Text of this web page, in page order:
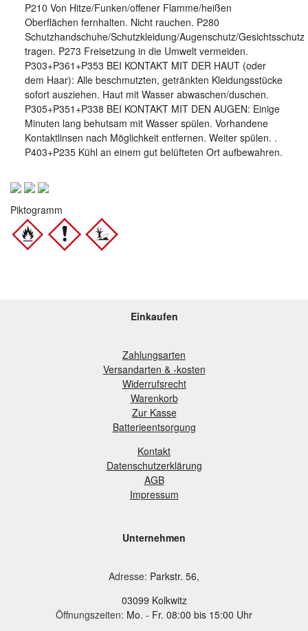
P210 Von Hitze/Funken/offener Flamme/heißen
Oberflächen fernhalten. Nicht rauchen. P280
Schutzhandschuhe/Schutzkleidung/Augenschutz/Gesichtsschutz
tragen. P273 Freisetzung in die Umwelt vermeiden.
P303+P361+P353 BEI KONTAKT MIT DER HAUT (oder
dem Haar): Alle beschmutzten, getränkten Kleidungsstücke
sofort ausziehen. Haut mit Wasser abwaschen/duschen.
P305+P351+P338 BEI KONTAKT MIT DEN AUGEN: Einige
Minuten lang behutsam mit Wasser spülen. Vorhandene
Kontaktlinsen nach Möglichkeit entfernen. Weiter spülen. .
P403+P235 Kühl an einem gut belüfteten Ort aufbewahren.
Piktogramm
Einkaufen
Zahlungsarten
Versandarten & -kosten
Widerrufsrecht
Warenkorb
Zur Kasse
Batterieentsorgung
Kontakt
Datenschutzerklärung
AGB
Impressum
Unternehmen
Adresse: Parkstr. 56,
03099 Kolkwitz
Öffnungszeiten: Mo. - Fr. 08:00 bis 15:00 Uhr